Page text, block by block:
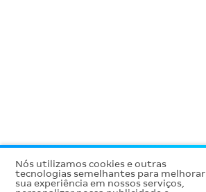
Nós utilizamos cookies e outras
tecnologias semelhantes para melhorar
sua experiência em nossos serviços,